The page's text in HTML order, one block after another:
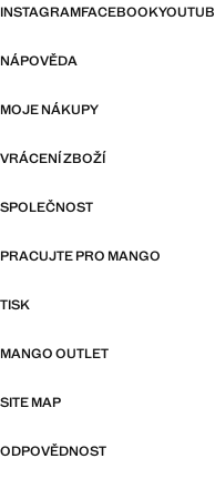
INSTAGRAMFACEBOOK
NÁPOVĚDA
MOJE NÁKUPY
VRÁCENÍ ZBOŽÍ
SPOLEČNOST
PRACUJTE PRO MANGO
TISK
MANGO OUTLET
SITE MAP
ODPOVĚDNOST